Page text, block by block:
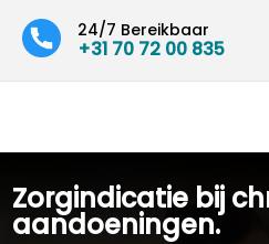
24/7 Bereikbaar
+31 70 72 00 835
Zorgindicatie bij
aandoeningen.​